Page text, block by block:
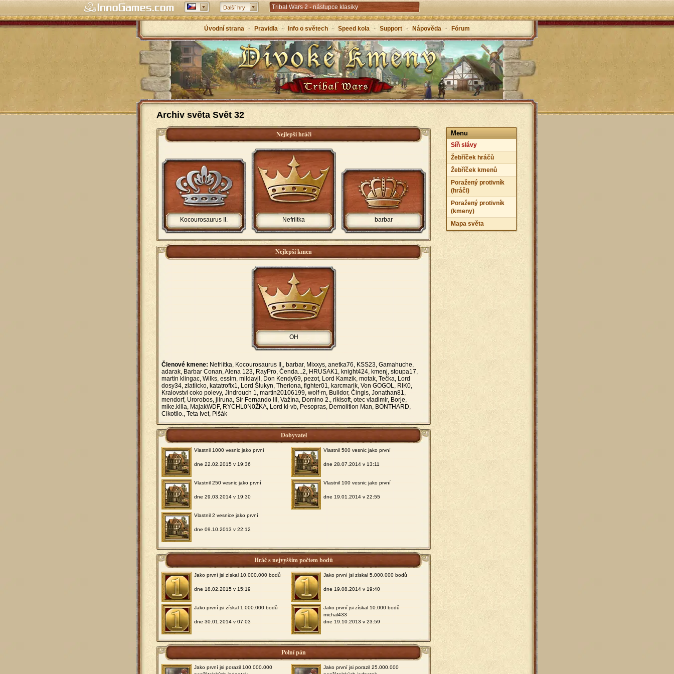
Další hry: Tribal Wars 2 - nástupce klasiky
Forge of Empires – strategicky napříč věky
Grepolis – vybuduj svou říši v antickém Řecku
Úvodní strana - Pravidla - Info o světech - Speed kola - Support - Nápověda - Fórum
Archiv světa Svět 32
Menu
Síň slávy
Žebříček hráčů
Žebříček kmenů
Poražený protivník
(hráči)
Poražený protivník
(kmeny)
Mapa světa
Nejlepší hráči
Nefriitka
Kocourosaurus II. barbar
Nejlepší kmen
OH
Členové kmene: Nefriitka, Kocourosaurus II., barbar, Mixxys, anetka76, KSS23, Gamahuche,
adarak, Barbar Conan, Alena 123, RayPro, Čenda...2, HRUSAK1, knight424, kmenj, stoupa17,
martin klingac, Wilks, essim, mildavil, Don Kendy69, pezot, Lord Kamzik, motak, Tečka, Lord
dosy34, zlatíicko, katatrofix1, Lord Šlukyn, Theriona, fighter01, karcmarik, Von GOGOL, RIK0,
Kralovstvi coko polevy, Jindrouch 1, martin20106199, wolf-m, Bulldor, Čingis, Jonathan81,
mendorf, Urorobos, jiiruna, Sir Fernando III, Važína, Domino 2., rikisoft, otec vladimir, Borje,
mike.killa, MajakWDF, RYCHL0N0ŽKA, Lord kl-vb, Pesopras, Demolition Man, BONTHARD,
Cikotilo., Teta Ivet, Pišák
Dobyvatel
Vlastnil 1000 vesnic jako první
dne 22.02.2015 v 19:36
Vlastnil 500 vesnic jako první
dne 28.07.2014 v 13:11
Vlastnil 250 vesnic jako první
dne 29.03.2014 v 19:30
Vlastnil 100 vesnic jako první
dne 19.01.2014 v 22:55
Vlastnil 2 vesnice jako první
dne 09.10.2013 v 22:12
Hráč s nejvyšším počtem bodů
Jako první jsi získal 10.000.000 bodů
dne 18.02.2015 v 15:19
Jako první jsi získal 5.000.000 bodů
dne 19.08.2014 v 19:40
Jako první jsi získal 1.000.000 bodů
dne 30.01.2014 v 07:03
Jako první jsi získal 10.000 bodů
michal433
dne 19.10.2013 v 23:59
Polní pán
Jako první jsi porazil 100.000.000
Jako první jsi porazil 25.000.000